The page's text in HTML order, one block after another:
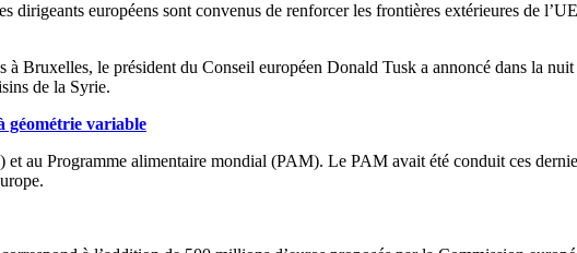
dirigeants européens sont convenus de renforcer les frontières extérieures de
Bruxelles, le président du Conseil européen Donald Tusk a annoncé dans la
de la Syrie.
géométrie variable
au Programme alimentaire mondial (PAM). Le PAM avait été conduit ces